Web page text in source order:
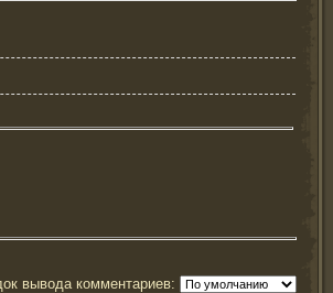
вывода комментариев: